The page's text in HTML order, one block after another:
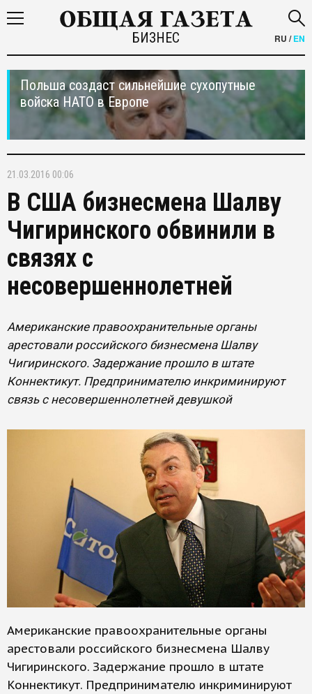
БИЗНЕС RU /EN
Польша создаст сильнейшие сухопутные
войска НАТО в Европе
21.03.2016 00:06
В США бизнесмена Шалву
Чигиринского обвинили в
связях с
несовершеннолетней
Американские правоохранительные органы
арестовали российского бизнесмена Шалву
Чигиринского. Задержание прошло в штате
Коннектикут. Предпринимателю инкриминируют
связь с несовершеннолетней девушкой
Американские правоохранительные органы
арестовали российского бизнесмена Шалву
Чигиринского. Задержание прошло в штате
Коннектикут. Предпринимателю инкриминируют